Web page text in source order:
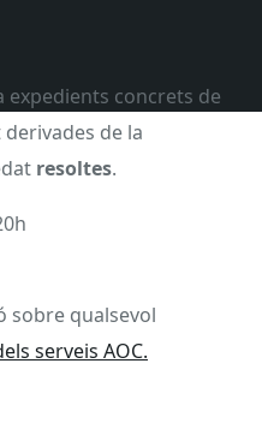
expedients concrets de
derivades de la
resoltes.
sobre qualsevol
serveis AOC.